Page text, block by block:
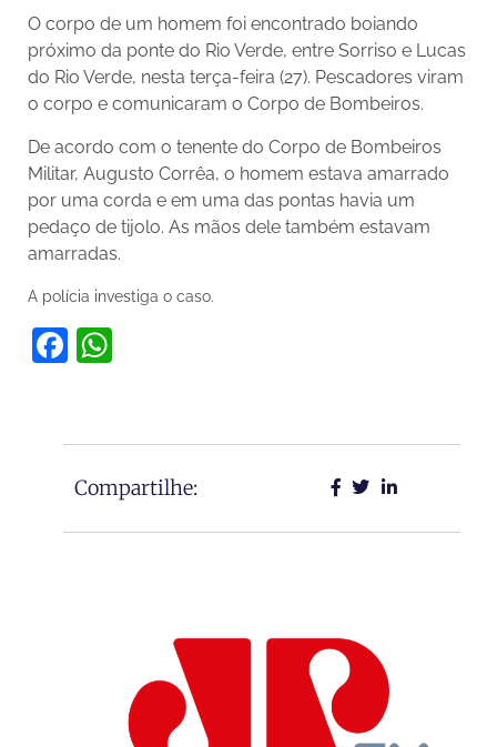
O corpo de um homem foi encontrado boiando
próximo da ponte do Rio Verde, entre Sorriso e Lucas
do Rio Verde, nesta terça-feira (27). Pescadores viram
o corpo e comunicaram o Corpo de Bombeiros.
De acordo com o tenente do Corpo de Bombeiros
Militar, Augusto Corrêa, o homem estava amarrado
por uma corda e em uma das pontas havia um
pedaço de tijolo. As mãos dele também estavam
amarradas.
A polícia investiga o caso.
Facebook
Compartilhe: